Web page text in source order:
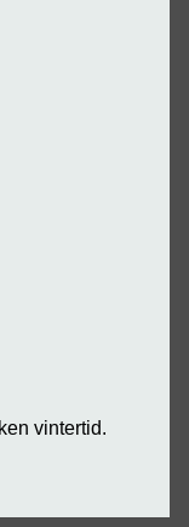
vintertid.